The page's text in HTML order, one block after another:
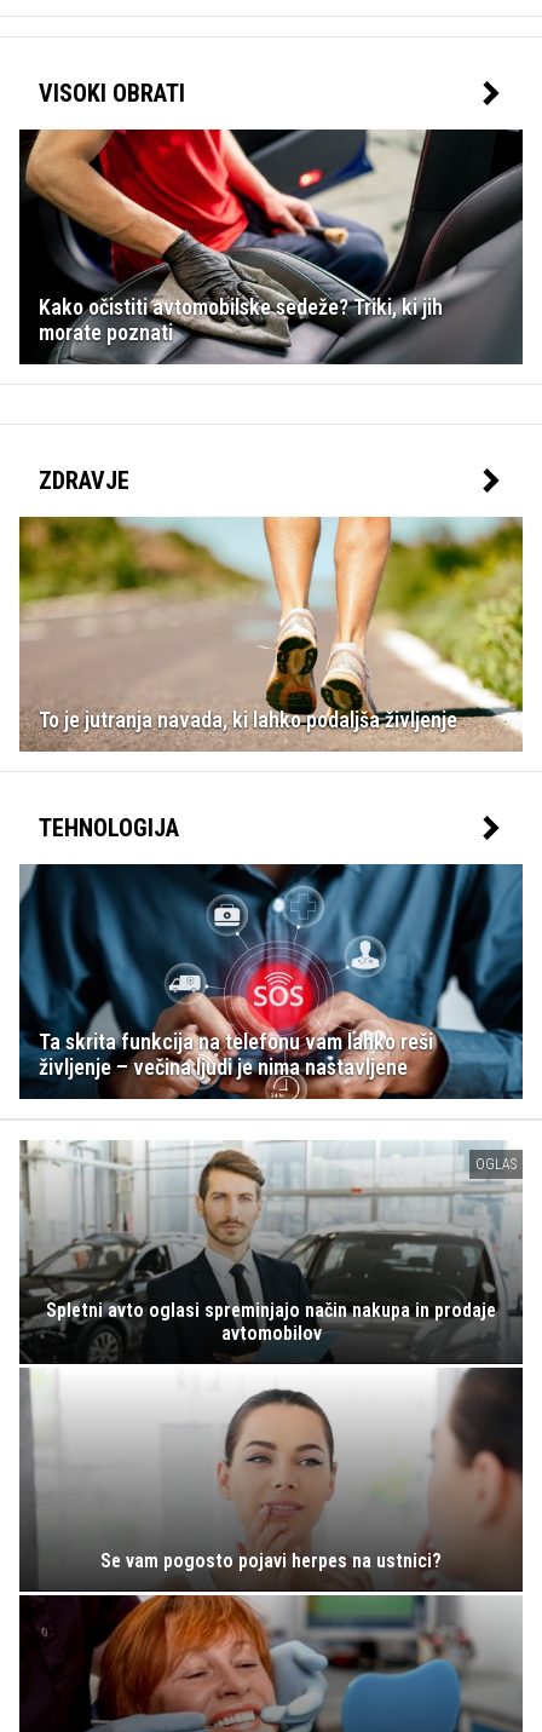
VISOKI OBRATI
Kako očistiti avtomobilske sedeže? Triki, ki jih
morate poznati
ZDRAVJE
To je jutranja navada, ki lahko podaljša življenje
TEHNOLOGIJA
Ta skrita funkcija na telefonu vam lahko reši
življenje – večina ljudi je nima nastavljene
OGLAS
Spletni avto oglasi spreminjajo način nakupa in prodaje
avtomobilov
Se vam pogosto pojavi herpes na ustnici?